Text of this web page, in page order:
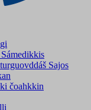
Sajos
čoahkkin